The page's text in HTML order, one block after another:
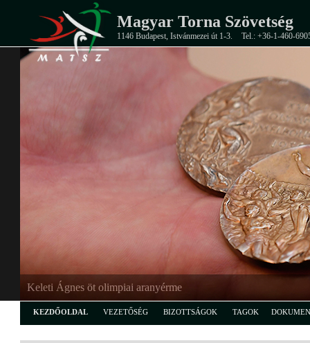
Magyar Torna Szövetség
1146 Budapest, Istvánmezei út 1-3. Tel.: +36-1-460-
Keleti Ágnes öt olimpiai aranyérme
KEZDŐOLDAL VEZETŐSÉG BIZOTTSÁGOK TAGOK